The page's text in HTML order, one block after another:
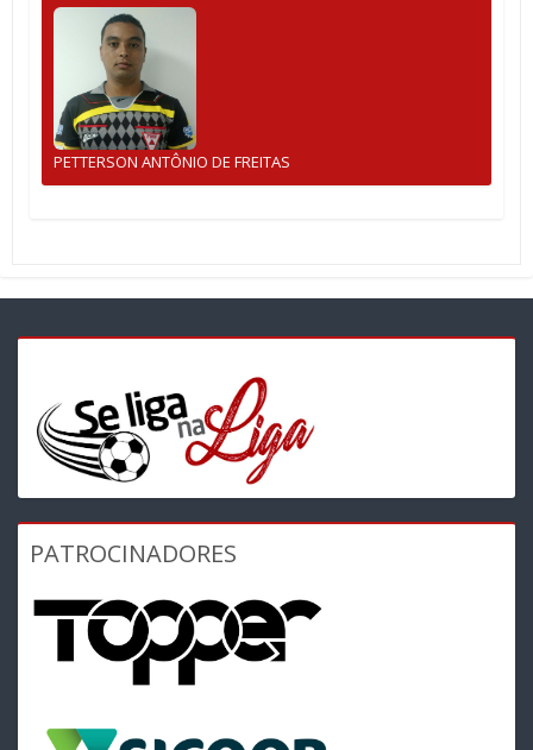
PETTERSON ANTÔNIO DE FREITAS
PATROCINADORES